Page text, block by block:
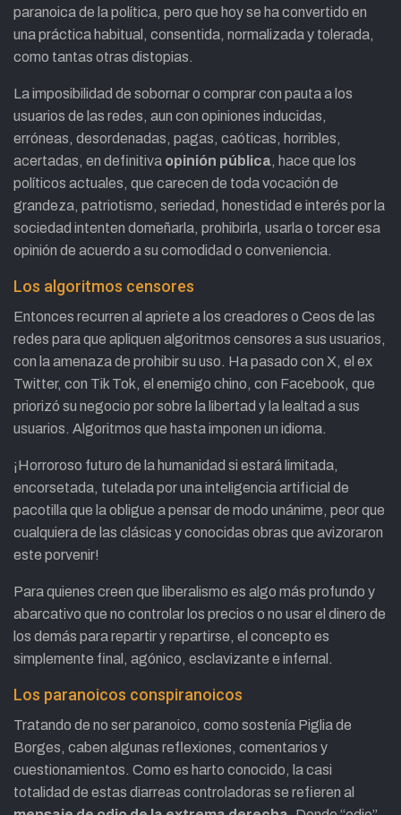
paranoica de la política, pero que hoy se ha convertido en
una práctica habitual, consentida, normalizada y tolerada,
como tantas otras distopias.
La imposibilidad de sobornar o comprar con pauta a los
usuarios de las redes, aun con opiniones inducidas,
erróneas, desordenadas, pagas, caóticas, horribles,
acertadas, en definitiva opinión pública, hace que los
políticos actuales, que carecen de toda vocación de
grandeza, patriotismo, seriedad, honestidad e interés por la
sociedad intenten domeñarla, prohibirla, usarla o torcer esa
opinión de acuerdo a su comodidad o conveniencia.
Los algoritmos censores
Entonces recurren al apriete a los creadores o Ceos de las
redes para que apliquen algoritmos censores a sus usuarios,
con la amenaza de prohibir su uso. Ha pasado con X, el ex
Twitter, con Tik Tok, el enemigo chino, con Facebook, que
priorizó su negocio por sobre la libertad y la lealtad a sus
usuarios. Algoritmos que hasta imponen un idioma.
¡Horroroso futuro de la humanidad si estará limitada,
encorsetada, tutelada por una inteligencia artificial de
pacotilla que la obligue a pensar de modo unánime, peor que
cualquiera de las clásicas y conocidas obras que avizoraron
este porvenir!
Para quienes creen que liberalismo es algo más profundo y
abarcativo que no controlar los precios o no usar el dinero de
los demás para repartir y repartirse, el concepto es
simplemente final, agónico, esclavizante e infernal.
Los paranoicos conspiranoicos
Tratando de no ser paranoico, como sostenía Piglia de
Borges, caben algunas reflexiones, comentarios y
cuestionamientos. Como es harto conocido, la casi
totalidad de estas diarreas controladoras se refieren al